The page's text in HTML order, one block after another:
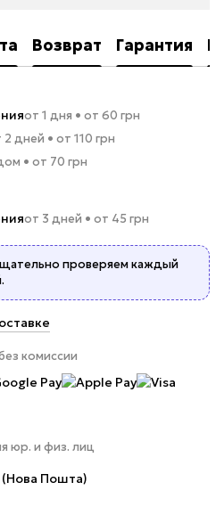
Возврат Гарантия
от 1 дня • от 60 грн
2 дней • от 110 грн
• от 70 грн
от 3 дней • от 45 грн
проверяем каждый
комиссии
юр. и физ. лиц
Пошта)